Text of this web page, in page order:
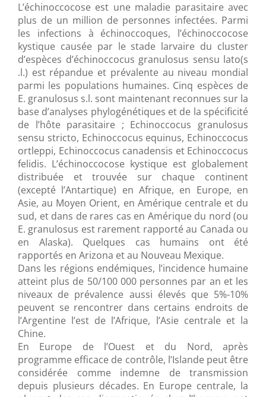
L’échinoccocose est une maladie parasitaire avec
plus de un million de personnes infectées. Parmi
les infections à échinoccoques, l’échinoccocose
kystique causée par le stade larvaire du cluster
d’espèces d’échinoccocus granulosus sensu lato(s
.l.) est répandue et prévalente au niveau mondial
parmi les populations humaines. Cinq espèces de
E. granulosus s.l. sont maintenant reconnues sur la
base d’analyses phylogénétiques et de la spécificité
de l’hôte parasitaire ; Echinoccocus granulosus
sensu stricto, Echinoccocus equinus, Echinoccocus
ortleppi, Echinoccocus canadensis et Echinoccocus
felidis. L’échinoccocose kystique est globalement
distribuée et trouvée sur chaque continent
(excepté l’Antartique) en Afrique, en Europe, en
Asie, au Moyen Orient, en Amérique centrale et du
sud, et dans de rares cas en Amérique du nord (ou
E. granulosus est rarement rapporté au Canada ou
en Alaska). Quelques cas humains ont été
rapportés en Arizona et au Nouveau Mexique.
Dans les régions endémiques, l’incidence humaine
atteint plus de 50/100 000 personnes par an et les
niveaux de prévalence aussi élevés que 5%-10%
peuvent se rencontrer dans certains endroits de
l’Argentine l’est de l’Afrique, l’Asie centrale et la
Chine.
En Europe de l’Ouest et du Nord, après
programme efficace de contrôle, l’Islande peut être
considérée comme indemne de transmission
depuis plusieurs décades. En Europe centrale, la